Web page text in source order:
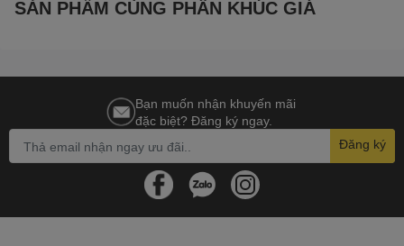
OS, giúp bạn linh hoạt sử dụng ổ cứng trên nhiều thiết bị mà
không gặp phải bất kỳ vấn đề tương thích nào.
Thiết Kế Nhỏ Gọn, Màu Sắc
Sang Trọng
SẢN PHẨM CÙNG PHÂN KHÚC GIÁ
Bạn muốn nhận khuyến mãi
đặc biệt? Đăng ký ngay.
Đăng ký